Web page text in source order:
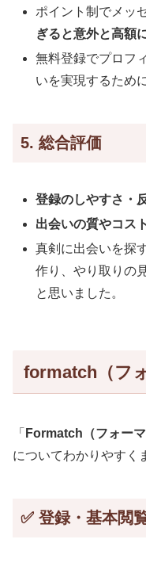
ポイント制でメッ
ぎると意外と高額
無料登録でプロフ
いを実現するため
5. 総合評価
登録のしやすさ・
出会いの質やコス
真剣に出会いを探
作り、やり取りの
と思いました。
formatch（フ
「 Formatch（フォーマ
についてわかりやすく
✅ 登録・基本閲